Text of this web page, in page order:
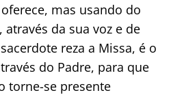
mas usando do
da sua voz e de
reza a Missa, é o
do Padre, para que
torne-se presente